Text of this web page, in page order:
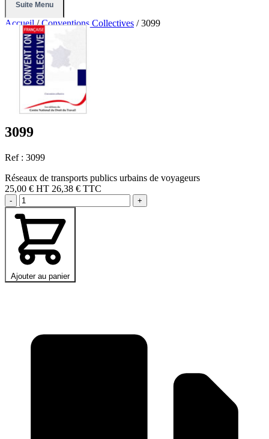
Suite Menu
Accueil / Conventions Collectives / 3099
3099
Ref : 3099
Réseaux de transports publics urbains de voyageurs
25,00 € HT 26,38 € TTC
- +
Ajouter au panier